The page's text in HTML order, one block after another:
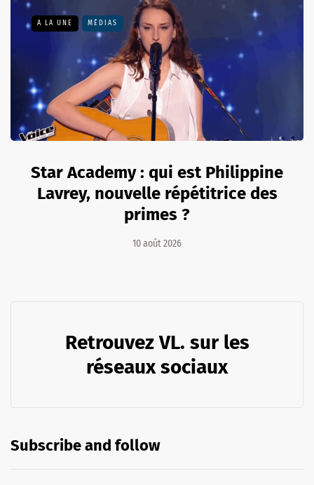
A LA UNE MÉDIAS
Star Academy : qui est Philippine
Lavrey, nouvelle répétitrice des
primes ?
10 août 2026
Retrouvez VL. sur les
réseaux sociaux
Subscribe and follow